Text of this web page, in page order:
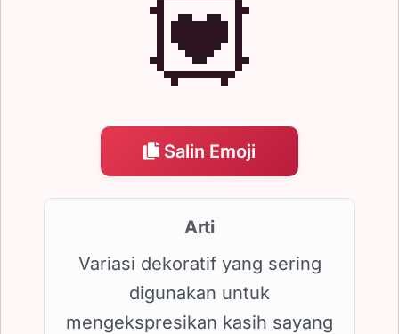
💟
Salin Emoji
Arti
Variasi dekoratif yang sering
digunakan untuk
mengekspresikan kasih sayang